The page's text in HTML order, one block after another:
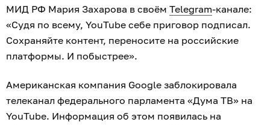
МИД РФ Мария Захарова в своём Telegram-канале:
«Судя по всему, YouTube себе приговор подписал.
Сохраняйте контент, переносите на российские
платформы. И побыстрее».
Американская компания Google заблокировала
телеканал федерального парламента «Дума ТВ» на
YouTube. Информация об этом появилась на